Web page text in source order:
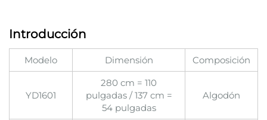
Introducción
Modelo Dimensión Composición
YD1601
280 cm = 110
pulgadas / 137 cm =
54 pulgadas
Algodón